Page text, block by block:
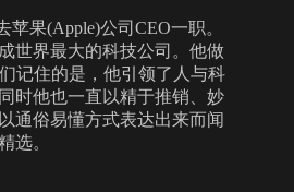
苹果(Apple)公司CEO一职。
世界最大的科技公司。他做
记住的是，他引领了人与科
时他也一直以精于推销、妙
通俗易懂方式表达出来而闻
选。